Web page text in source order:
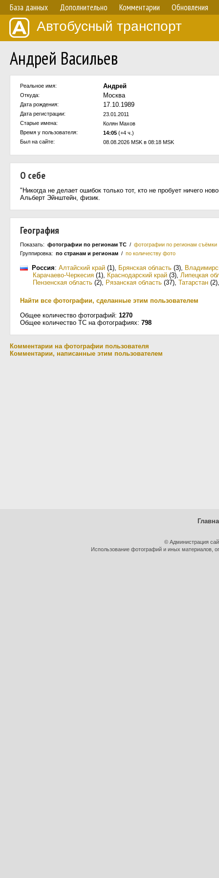
База данных Дополнительно Комментарии Обновления
Автобусный транспорт
Андрей Васильев
Реальное имя: Андрей
Откуда: Москва
Дата рождения: 17.10.1989
Дата регистрации:
23.01.2011
Старые имена:
Колян Махов
Время у пользователя:
14:05 (+4 ч.)
Был на сайте:
08.08.2026 MSK в 08:18 MSK
О себе
"Никогда не делает ошибок только тот, кто не пробует ничего
Альберт Эйнштейн, физик.
География
Показать: фотографии по регионам ТС / фотографии по регионам съёмки
Группировка: по странам и регионам / по количеству фото
Россия: Алтайский край (1), Брянская область (3),
Карачаево-Черкесия (1), Краснодарский край (3), Липецкая
Пензенская область (2), Рязанская область (37), Татарстан (2)
Найти все фотографии, сделанные этим пользователем
Общее количество фотографий: 1270
Общее количество ТС на фотографиях: 798
Комментарии на фотографии пользователя
Комментарии, написанные этим пользователем
© Администрация
Использование фотографий и иных материалов,